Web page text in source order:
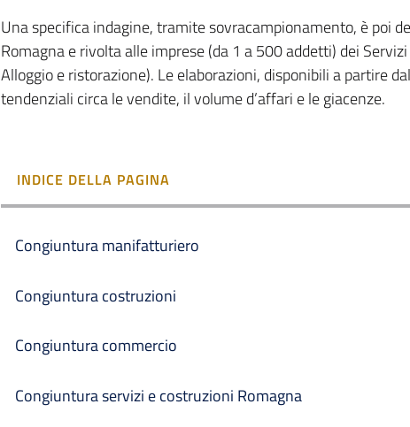
Una specifica indagine, tramite sovracampionamento, è poi
Romagna e rivolta alle imprese (da 1 a 500 addetti) dei
Alloggio e ristorazione). Le elaborazioni, disponibili a partire
tendenziali circa le vendite, il volume d’affari e le giacenze.
INDICE DELLA PAGINA
Congiuntura manifatturiero
Congiuntura costruzioni
Congiuntura commercio
Congiuntura servizi e costruzioni Romagna